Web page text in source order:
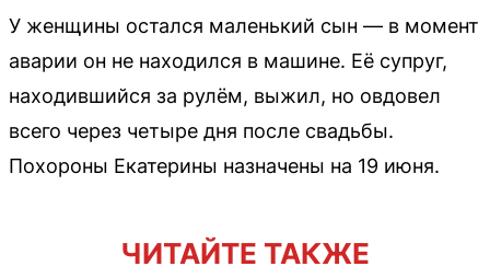
У женщины остался маленький сын — в момент
аварии он не находился в машине. Её супруг,
находившийся за рулём, выжил, но овдовел
всего через четыре дня после свадьбы.
Похороны Екатерины назначены на 19 июня.
ЧИТАЙТЕ ТАКЖЕ